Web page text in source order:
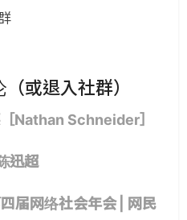
或退入社群）
Nathan Schneider］
迅超
届网络社会年会 | 网民